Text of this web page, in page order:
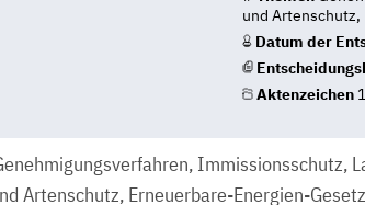
und Artenschutz,
Datum der
Aktenzeichen
Immissionsschutz,
Artenschutz, Erneuerbare-Energien-